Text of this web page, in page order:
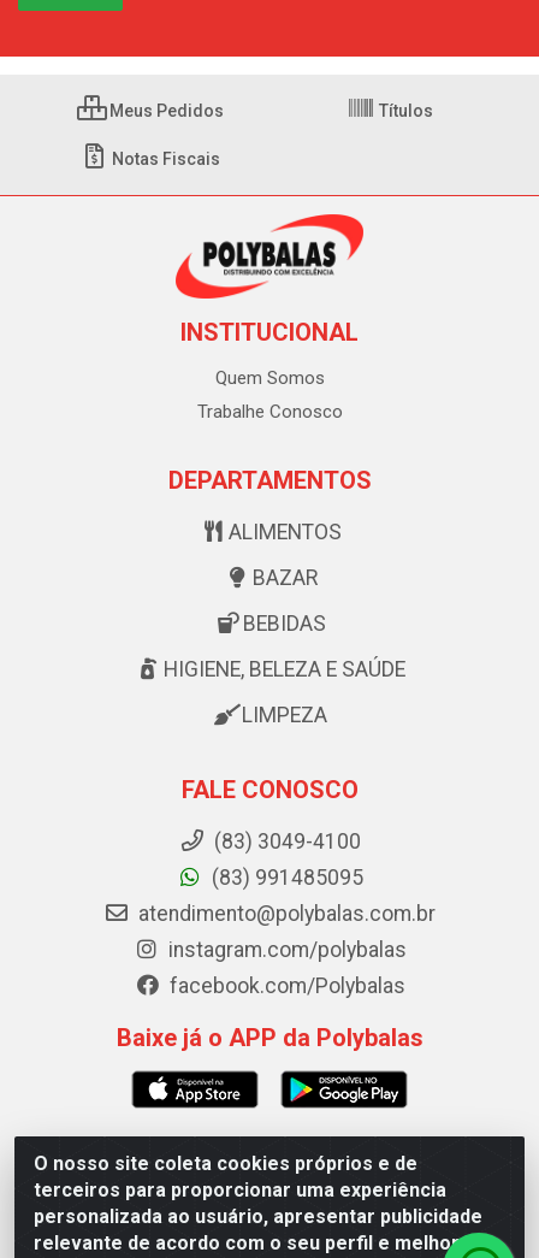
O nosso site coleta cookies próprios e de
terceiros para proporcionar uma experiência
personalizada ao usuário, apresentar publicidade
relevante de acordo com o seu perfil e melhorar a
Meus Pedidos Títulos
Notas Fiscais
INSTITUCIONAL
Quem Somos
Trabalhe Conosco
DEPARTAMENTOS
ALIMENTOS
BAZAR
BEBIDAS
HIGIENE, BELEZA E SAÚDE
LIMPEZA
FALE CONOSCO
(83) 3049-4100
(83) 991485095
atendimento@polybalas.com.br
instagram.com/polybalas
facebook.com/Polybalas
Baixe já o APP da Polybalas
Polybalas - Rua João Miguel de Souza, 173 Galpão B -
Ernesto Geisel, João Pessoa/PB - CEP 58.075-075 - CNPJ
00.909.327/0002-61